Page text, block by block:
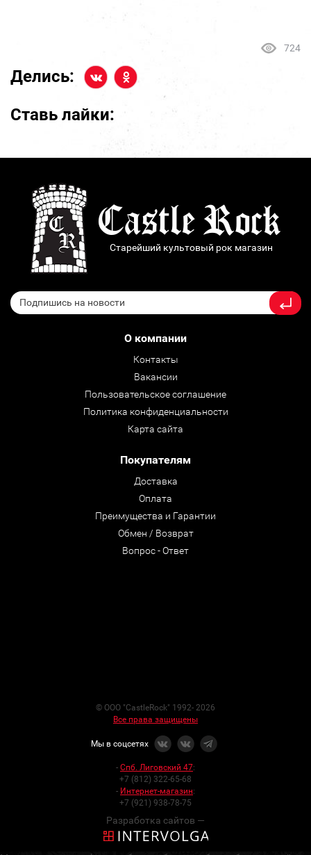
724
Делись:
Ставь лайки:
Старейший культовый рок магазин
О компании
Контакты
Вакансии
Пользовательское соглашение
Политика конфиденциальности
Карта сайта
Покупателям
Доставка
Оплата
Преимущества и Гарантии
Обмен / Возврат
Вопрос - Ответ
© ООО "CastleRock" 1992- 2026
Все права защищены
Мы в соцсетях
- Спб. Лиговский 47:
+7 (812) 322-65-68
- Интернет-магазин:
+7 (921) 938-78-75
Разработка сайтов —